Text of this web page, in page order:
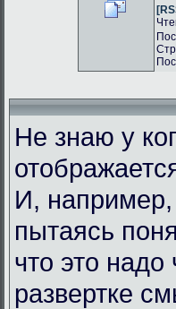
Не знаю у
И, например,
пытаясь
что это надо
развертке